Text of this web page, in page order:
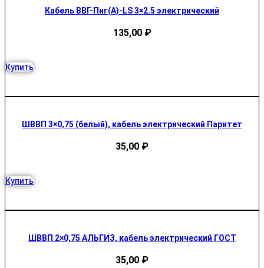
Кабель ВВГ-Пнг(А)-LS 3×2.5 электрический
135,00 ₽
Купить
ШВВП 3×0,75 (белый), кабель электрический Паритет
35,00 ₽
Купить
ШВВП 2×0,75 АЛЬГИЗ, кабель электрический ГОСТ
35,00 ₽